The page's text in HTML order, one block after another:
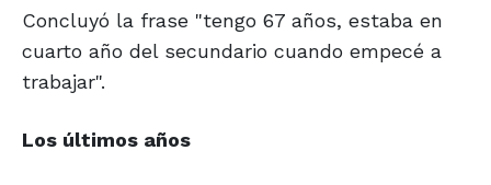
Concluyó la frase "tengo 67 años, estaba en
cuarto año del secundario cuando empecé a
trabajar".
Los últimos años